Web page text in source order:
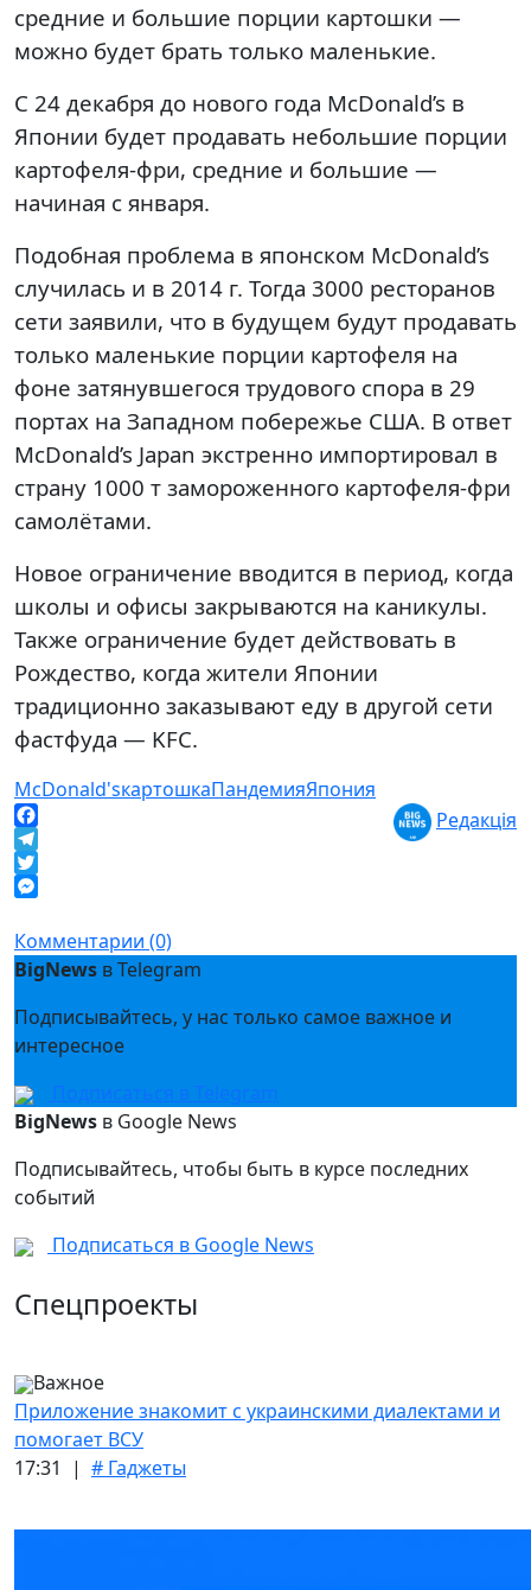
средние и большие порции картошки —
можно будет брать только маленькие.
С 24 декабря до нового года McDonald’s в
Японии будет продавать небольшие порции
картофеля-фри, средние и большие —
начиная с января.
Подобная проблема в японском McDonald’s
случилась и в 2014 г. Тогда 3000 ресторанов
сети заявили, что в будущем будут продавать
только маленькие порции картофеля на
фоне затянувшегося трудового спора в 29
портах на Западном побережье США. В ответ
McDonald’s Japan экстренно импортировал в
страну 1000 т замороженного картофеля-фри
самолётами.
Новое ограничение вводится в период, когда
школы и офисы закрываются на каникулы.
Также ограничение будет действовать в
Рождество, когда жители Японии
традиционно заказывают еду в другой сети
фастфуда — KFC.
McDonald'sкартошкаПандемияЯпония
Facebook
Telegram
Twitter
Редакція
Комментарии (0)
BigNews в Telegram
Подписывайтесь, у нас только самое важное и
интересное
Подписаться в Telegram
BigNews в Google News
Подписывайтесь, чтобы быть в курсе последних
событий
Подписаться в Google News
Спецпроекты
Важное
Приложение знакомит с украинскими диалектами и
помогает ВСУ
17:31 | # Гаджеты